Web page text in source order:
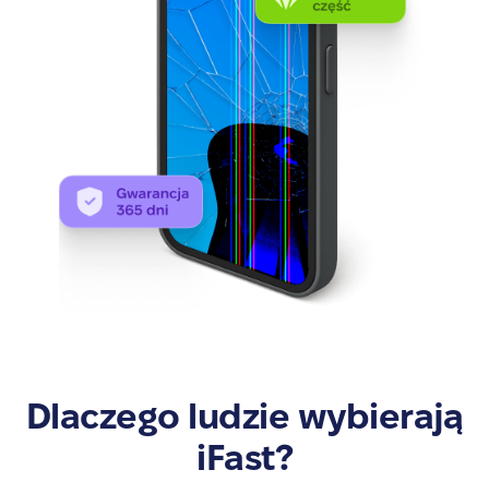
Dlaczego ludzie wybierają
iFast?